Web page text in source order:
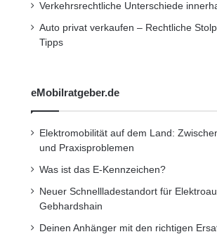
Verkehrsrechtliche Unterschiede
Auto privat verkaufen – Rechtliche
Tipps
eMobilratgeber.de
Elektromobilität auf dem Land:
und Praxisproblemen
Was ist das E-Kennzeichen?
Neuer Schnellladestandort für
Gebhardshain
Deinen Anhänger mit den richtigen